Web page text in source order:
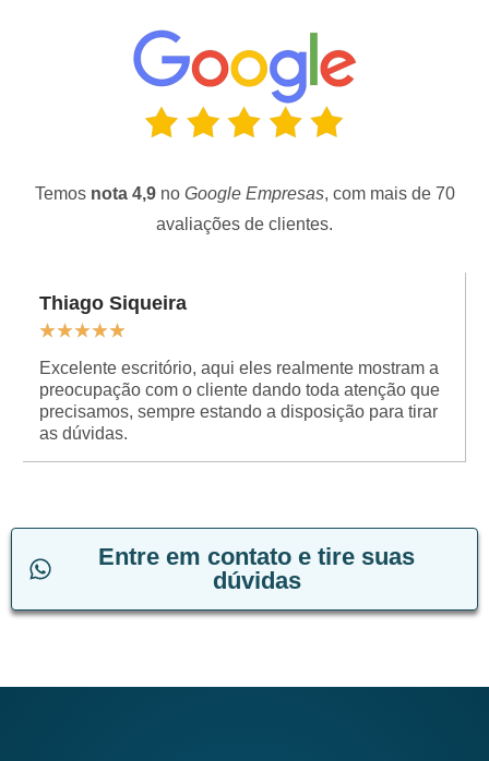
Temos nota 4,9 no Google Empresas, com mais de 70
avaliações de clientes.
Thiago Siqueira
★★★★★
Excelente escritório, aqui eles realmente mostram a
preocupação com o cliente dando toda atenção que
precisamos, sempre estando a disposição para tirar
as dúvidas.
Entre em contato e tire suas
dúvidas